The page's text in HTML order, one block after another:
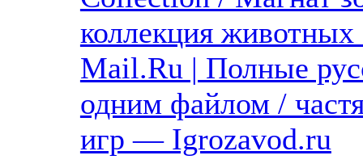
коллекция
Mail.Ru | Полные
одним файлом /
игр — Igrozavod.ru